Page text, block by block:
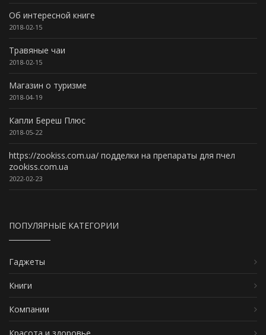
Об интересной книге
2018-02-15
Травяные чаи
2018-02-15
Магазин о туризме
2018-04-19
Капли Береш Плюс
2018-05-22
https://zookiss.com.ua/ подделки на препараты для пчел
zookiss.com.ua
2022-02-23
ПОПУЛЯРНЫЕ КАТЕГОРИИ
Гаджеты
Книги
Компании